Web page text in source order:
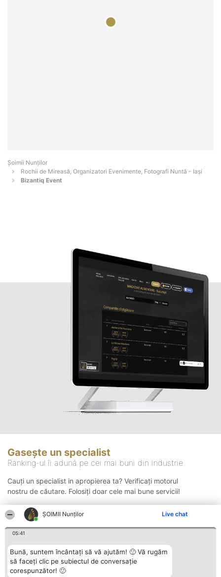
ȘOIMII Nunților Live chat
05:41
Bună, suntem încântați să vă ajutăm! 🙂 Vă rugăm
să faceți clic pe subiectul de conversație
corespunzător! 🙂
Șoimii Nunților
Rochii de Mireasă, Organizatori Evenimente, Fotografi Nuntă - Iaşi
Bizantiq Event
Gasește un specialist
Ranking-ul îi adună pe cei mai buni din industrie
Cauți un specialist in apropierea ta? Verificați motorul
nostru de căutare. Folosiți doar cele mai bune servicii!